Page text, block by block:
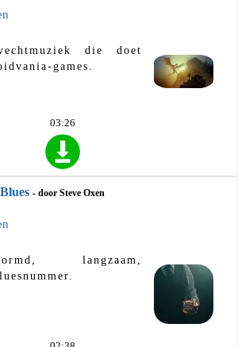
die doet
games.
03:26
- door Steve Oxen
langzaam,